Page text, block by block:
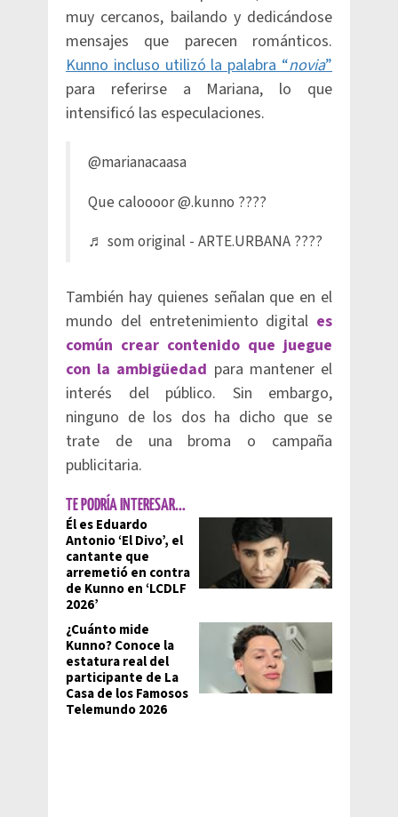
muy cercanos, bailando y dedicándose
mensajes que parecen románticos.
Kunno incluso utilizó la palabra “novia”
para referirse a Mariana, lo que
intensificó las especulaciones.
@marianacaasa
Que caloooor @.kunno ????
♬ som original - ARTE.URBANA ????
También hay quienes señalan que en el
mundo del entretenimiento digital es
común crear contenido que juegue
con la ambigüedad para mantener el
interés del público. Sin embargo,
ninguno de los dos ha dicho que se
trate de una broma o campaña
publicitaria.
TE PODRÍA INTERESAR...
Él es Eduardo
Antonio ‘El Divo’, el
cantante que
arremetió en contra
de Kunno en ‘LCDLF
2026’
¿Cuánto mide
Kunno? Conoce la
estatura real del
participante de La
Casa de los Famosos
Telemundo 2026